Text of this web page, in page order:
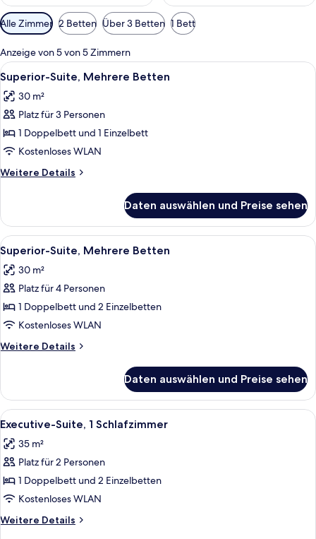
Verfügbare
Filter
für
Zimmer
Alle Zimmer 2 Betten Über 3 Betten 1 Bett
Anzeige von 5 von 5 Zimmern
Alle
Fotos
für
Superior-
Suite,
Mehrere
Betten
anzeigen
Ein Hotelzimmer mit Bett,
6
Superior-Suite, Mehrere Betten
30 m²
Platz für 3 Personen
1 Doppelbett und 1 Einzelbett
Kostenloses WLAN
Weitere Details
Weitere
Suite,
Mehrere
Betten
Daten auswählen und Preise sehen
Alle
Fotos
für
Superior-
Suite,
Mehrere
Betten
anzeigen
Ein Hotelzimmer mit Bett,
6
Superior-Suite, Mehrere Betten
30 m²
Platz für 4 Personen
1 Doppelbett und 2 Einzelbetten
Kostenloses WLAN
Weitere Details
Weitere
Suite,
Mehrere
Betten
Daten auswählen und Preise sehen
Alle
Fotos
für
Executive-
Suite,
1
Schlafzimmer
anzeigen
Ein Hotelzimmer mit einem Bett,
6
Executive-Suite, 1 Schlafzimmer
35 m²
Platz für 2 Personen
1 Doppelbett und 2 Einzelbetten
Kostenloses WLAN
Weitere Details
Weitere